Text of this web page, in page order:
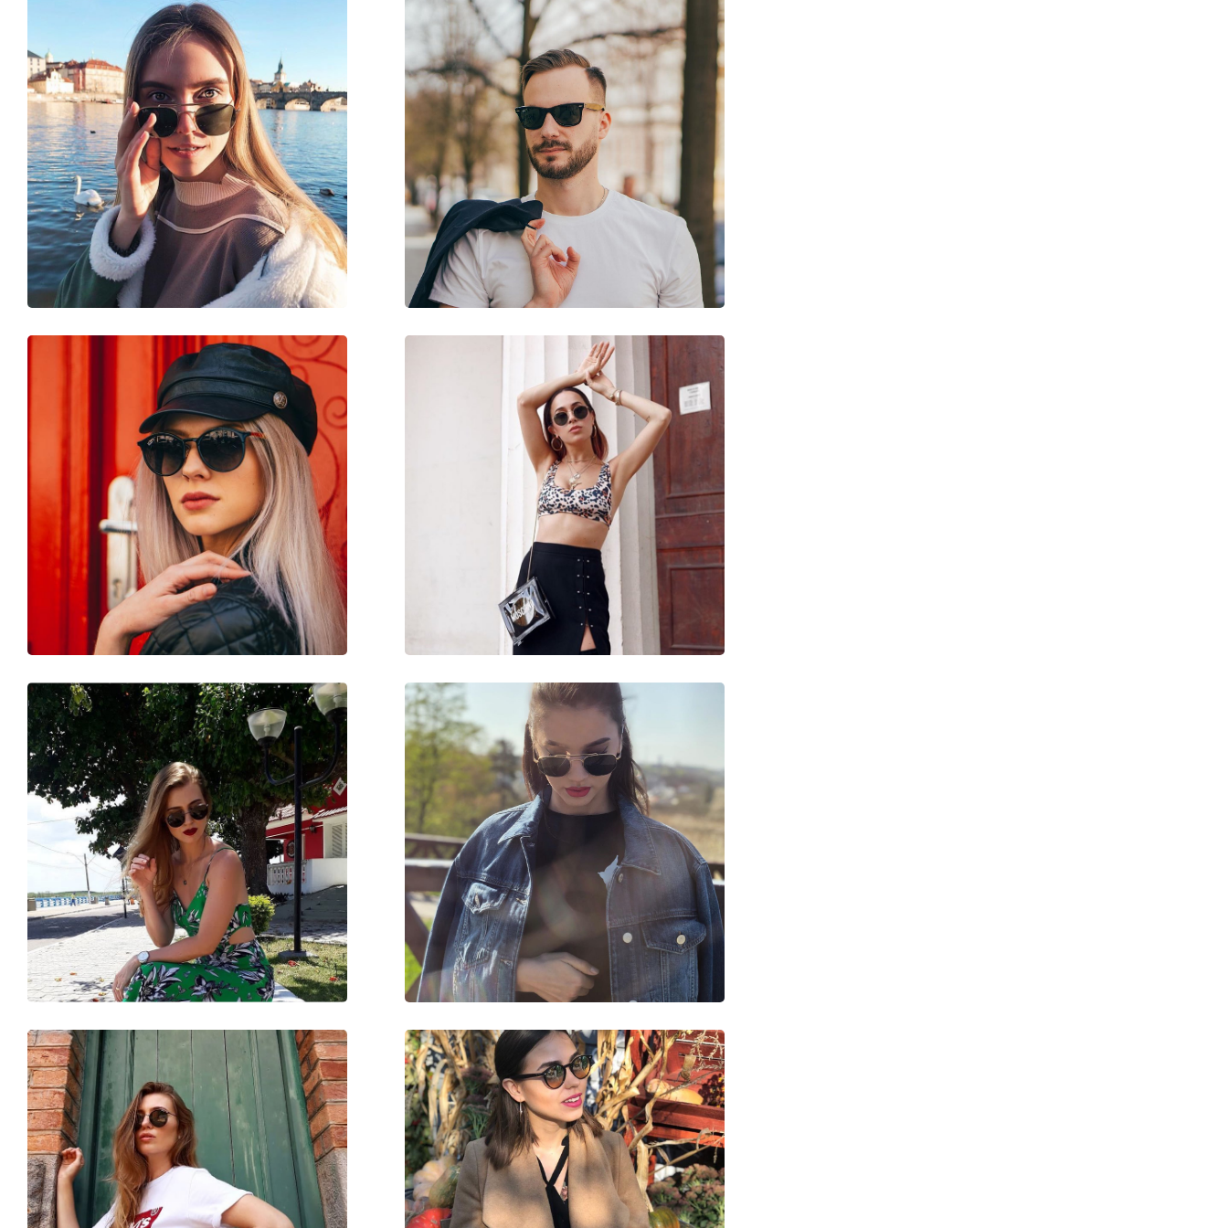
Forme de la monture:
Couleur du cadre:
Matériau cadre:
Métal
Taille:
M
Largeur:
138 mm
Longueur des branches:
145 mm
Largeur du pont:
18 mm
Poids:
125 g
Plaquettes de nez ajustables:
Oui
Charnière à ressort:
Non
Accessoires
Étui:
Oui
Tissu de nettoyage:
Oui
Unisex
Lunettes de soleil
Marque:
Ray-Ban
Utilisation:
Mode
Code:
RB3717 003/3F 57
Disponible avec correction:
Non